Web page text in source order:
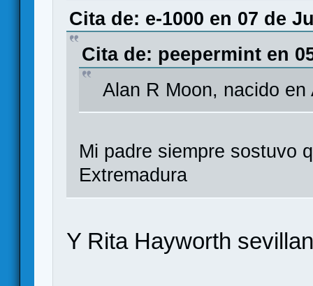
Cita de: e-1000 en 07 de
Cita de: peepermint en
Alan R Moon, nacido
Mi padre siempre sostuvo
Extremadura
Y Rita Hayworth